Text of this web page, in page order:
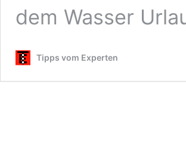
dem Wasser
Tipps vom Experten